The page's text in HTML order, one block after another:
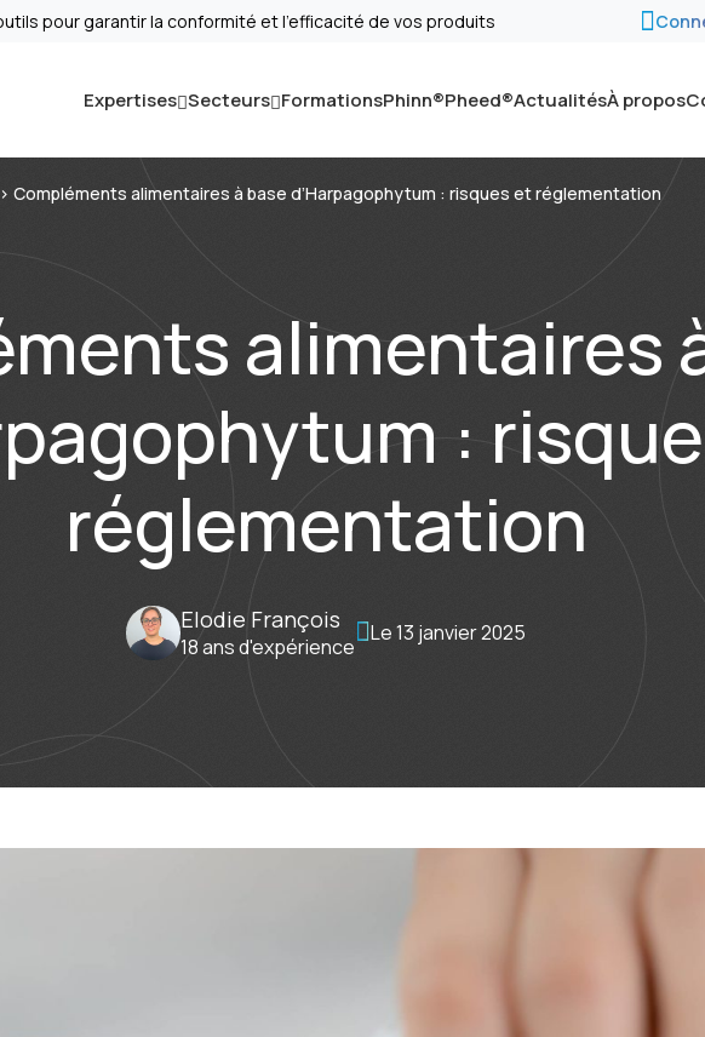
pour garantir la conformité et l’efficacité de vos produits
Expertises Secteurs FormationsPhinn®Pheed®ActualitésÀ propos
> Compléments alimentaires à base d’Harpagophytum : risques et réglementation
alimentaires
:
réglementation
Elodie François
18 ans d'expérience
Le 13 janvier 2025